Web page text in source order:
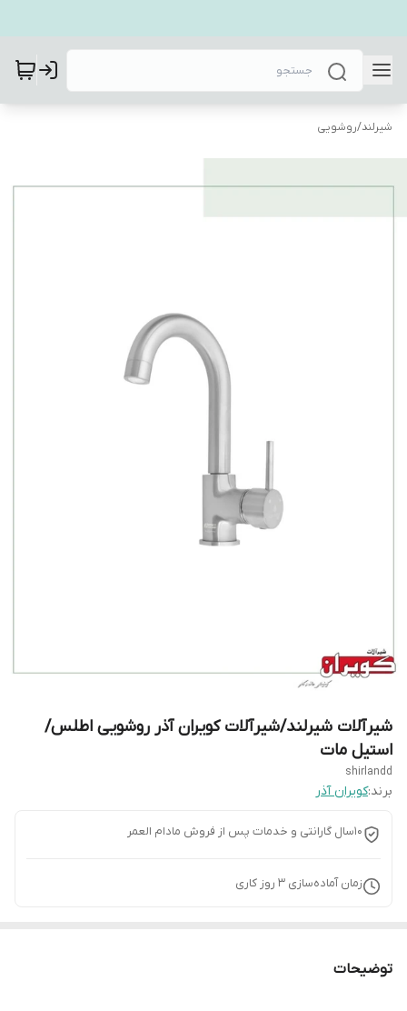
شیرلند/روشویی
شیرآلات شیرلند/شیرآلات کویران آذر روشویی اطلس/
استیل مات
shirlandd
برند:کویران آذر
10سال گارانتی و خدمات پس از فروش مادام العمر
زمان آماده‌سازی 3 روز کاری
توضیحات